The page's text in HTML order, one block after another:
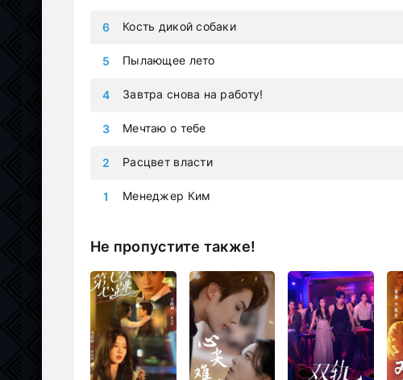
Менеджер Ким
Расцвет власти
Мечтаю о тебе
Завтра снова на работу!
Пылающее лето
Кость дикой собаки
Не пропустите также!